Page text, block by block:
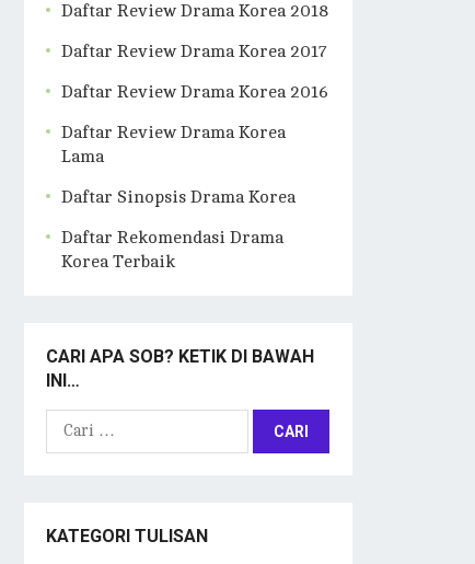
Daftar Review Drama Korea 2018
Daftar Review Drama Korea 2017
Daftar Review Drama Korea 2016
Daftar Review Drama Korea
Lama
Daftar Sinopsis Drama Korea
Daftar Rekomendasi Drama
Korea Terbaik
CARI APA SOB? KETIK DI BAWAH
INI…
Cari
KATEGORI TULISAN